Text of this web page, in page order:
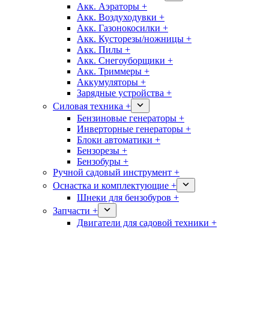
Акк. Аэраторы +
Акк. Воздуходувки +
Акк. Газонокосилки +
Акк. Кусторезы/ножницы +
Акк. Пилы +
Акк. Снегоуборщики +
Акк. Триммеры +
Аккумуляторы +
Зарядные устройства +
Силовая техника +
Бензиновые генераторы +
Инверторные генераторы +
Блоки автоматики +
Бензорезы +
Бензобуры +
Ручной садовый инструмент +
Оснастка и комплектующие +
Шнеки для бензобуров +
Запчасти +
Двигатели для садовой техники +